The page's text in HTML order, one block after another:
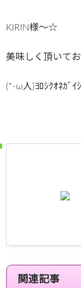
KIRIN様～☆
美味しく頂いて
(*-ω人)ﾖﾛｼｸｵﾈｶﾞ
関連記事